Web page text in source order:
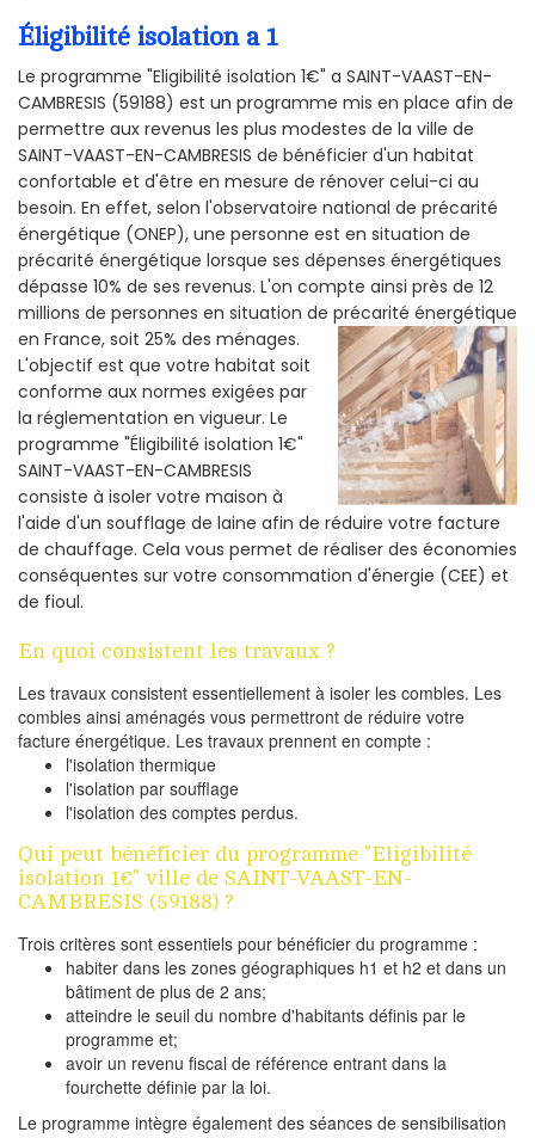
Éligibilité isolation a 1
Le programme "Eligibilité isolation 1€" a SAINT-VAAST-EN-
CAMBRESIS (59188) est un programme mis en place afin de
permettre aux revenus les plus modestes de la ville de
SAINT-VAAST-EN-CAMBRESIS de bénéficier d'un habitat
confortable et d'être en mesure de rénover celui-ci au
besoin. En effet, selon l'observatoire national de précarité
énergétique (ONEP), une personne est en situation de
précarité énergétique lorsque ses dépenses énergétiques
dépasse 10% de ses revenus. L'on compte ainsi près de 12
millions de personnes en situation de précarité énergétique
en France, soit 25% des ménages.
L'objectif est que votre habitat soit
conforme aux normes exigées par
la réglementation en vigueur. Le
programme "Éligibilité isolation 1€"
SAINT-VAAST-EN-CAMBRESIS
consiste à isoler votre maison à
l'aide d'un soufflage de laine afin de réduire votre facture
de chauffage. Cela vous permet de réaliser des économies
conséquentes sur votre consommation d'énergie (CEE) et
de fioul.
En quoi consistent les travaux ?
Les travaux consistent essentiellement à isoler les combles. Les
combles ainsi aménagés vous permettront de réduire votre
facture énergétique. Les travaux prennent en compte :
l'isolation thermique
l'isolation par soufflage
l'isolation des comptes perdus.
Qui peut bénéficier du programme "Eligibilité
isolation 1€" ville de SAINT-VAAST-EN-
CAMBRESIS (59188) ?
Trois critères sont essentiels pour bénéficier du programme :
habiter dans les zones géographiques h1 et h2 et dans un
bâtiment de plus de 2 ans;
atteindre le seuil du nombre d'habitants définis par le
programme et;
avoir un revenu fiscal de référence entrant dans la
fourchette définie par la loi.
Le programme intègre également des séances de sensibilisation